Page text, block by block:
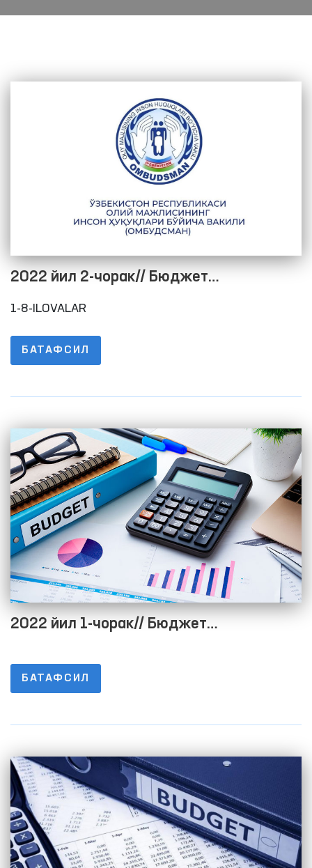
2022 йил 2-чорак// Бюджет
жараёнининг очиқлигини таъминлаш
маълумотларни жойлаштириш тартиби
тўғрисидаги низомнинг 1-8-ИЛОВАЛАРИ
1-8-ILOVALAR
БАТАФСИЛ
2022 йил 1-чорак// Бюджет
мақсадида расмий веб-сайтида
маълумотларни жойлаштириш тартиби
БАТАФСИЛ